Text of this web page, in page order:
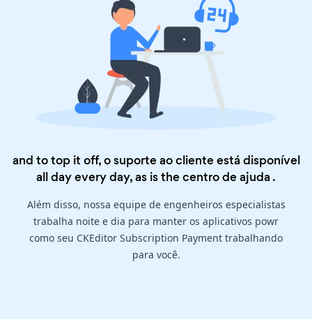
and to top it off, o suporte ao cliente está disponível
all day every day, as is thecentro de ajuda .
Além disso, nossa equipe de engenheiros especialistas
trabalha noite e dia para manter os aplicativos powr
como seu CKEditor Subscription Payment trabalhando
para você.